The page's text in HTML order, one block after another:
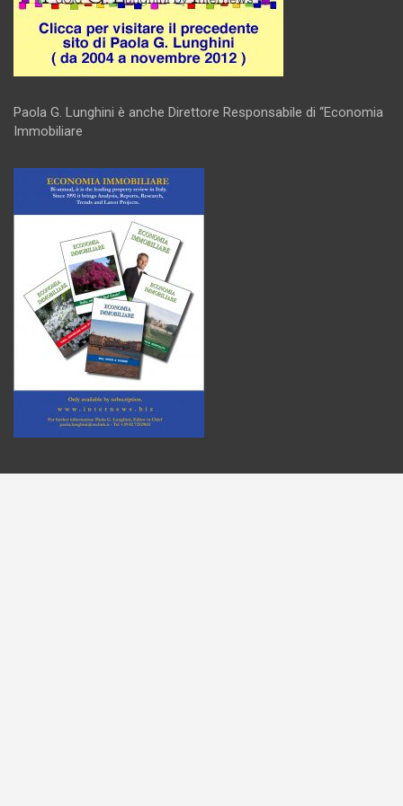
Paola G. Lunghini è anche Direttore Responsabile di “Economia
Immobiliare